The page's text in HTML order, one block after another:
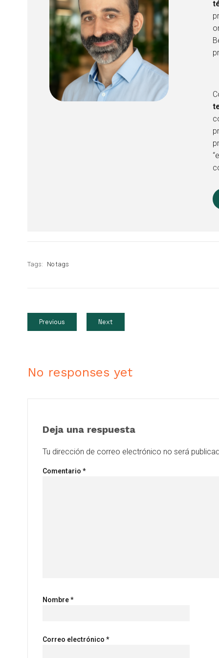
Tags: No tags
Previous Next
No responses yet
Deja una respuesta
Tu dirección de correo electrónico no será
Comentario *
Nombre*
Correo electrónico *